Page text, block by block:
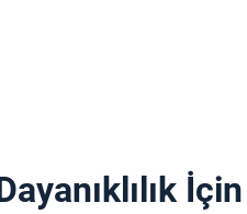
İçin